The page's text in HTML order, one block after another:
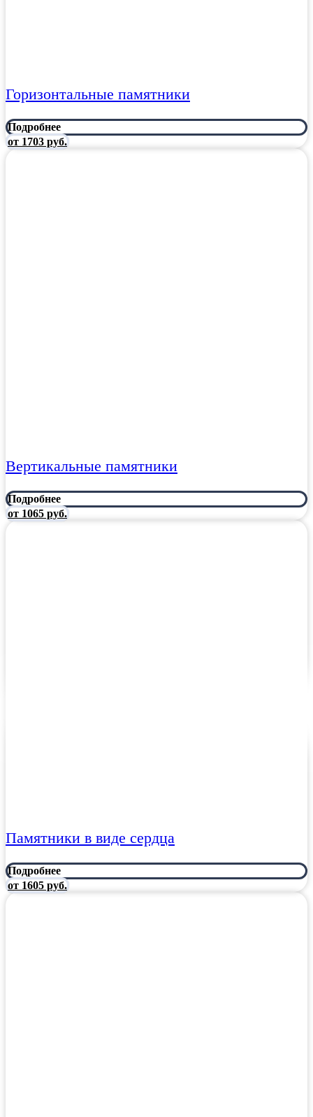
Горизонтальные памятники
Подробнее
от 1703 руб.
Вертикальные памятники
Подробнее
от 1065 руб.
Памятники в виде сердца
Подробнее
от 1605 руб.